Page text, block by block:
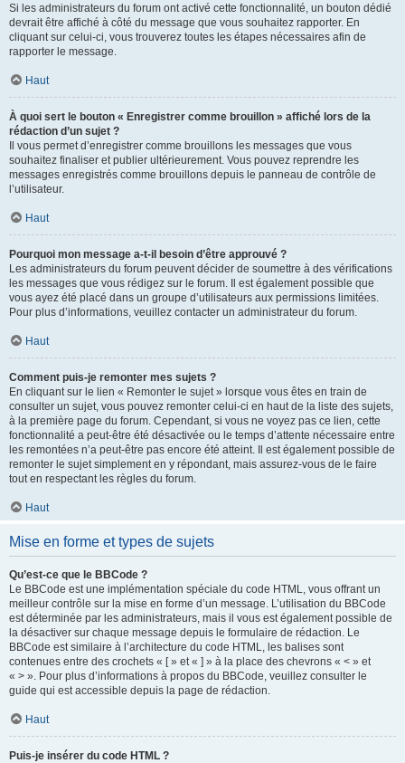
Si les administrateurs du forum ont activé cette fonctionnalité, un bouton dédié
devrait être affiché à côté du message que vous souhaitez rapporter. En
cliquant sur celui-ci, vous trouverez toutes les étapes nécessaires afin de
rapporter le message.
Haut
À quoi sert le bouton « Enregistrer comme brouillon » affiché lors de la
rédaction d’un sujet ?
Il vous permet d’enregistrer comme brouillons les messages que vous
souhaitez finaliser et publier ultérieurement. Vous pouvez reprendre les
messages enregistrés comme brouillons depuis le panneau de contrôle de
l’utilisateur.
Haut
Pourquoi mon message a-t-il besoin d’être approuvé ?
Les administrateurs du forum peuvent décider de soumettre à des vérifications
les messages que vous rédigez sur le forum. Il est également possible que
vous ayez été placé dans un groupe d’utilisateurs aux permissions limitées.
Pour plus d’informations, veuillez contacter un administrateur du forum.
Haut
Comment puis-je remonter mes sujets ?
En cliquant sur le lien « Remonter le sujet » lorsque vous êtes en train de
consulter un sujet, vous pouvez remonter celui-ci en haut de la liste des sujets,
à la première page du forum. Cependant, si vous ne voyez pas ce lien, cette
fonctionnalité a peut-être été désactivée ou le temps d’attente nécessaire entre
les remontées n’a peut-être pas encore été atteint. Il est également possible de
remonter le sujet simplement en y répondant, mais assurez-vous de le faire
tout en respectant les règles du forum.
Haut
Mise en forme et types de sujets
Qu’est-ce que le BBCode ?
Le BBCode est une implémentation spéciale du code HTML, vous offrant un
meilleur contrôle sur la mise en forme d’un message. L’utilisation du BBCode
est déterminée par les administrateurs, mais il vous est également possible de
la désactiver sur chaque message depuis le formulaire de rédaction. Le
BBCode est similaire à l’architecture du code HTML, les balises sont
contenues entre des crochets « [ » et « ] » à la place des chevrons « < » et
« > ». Pour plus d’informations à propos du BBCode, veuillez consulter le
guide qui est accessible depuis la page de rédaction.
Haut
Puis-je insérer du code HTML ?